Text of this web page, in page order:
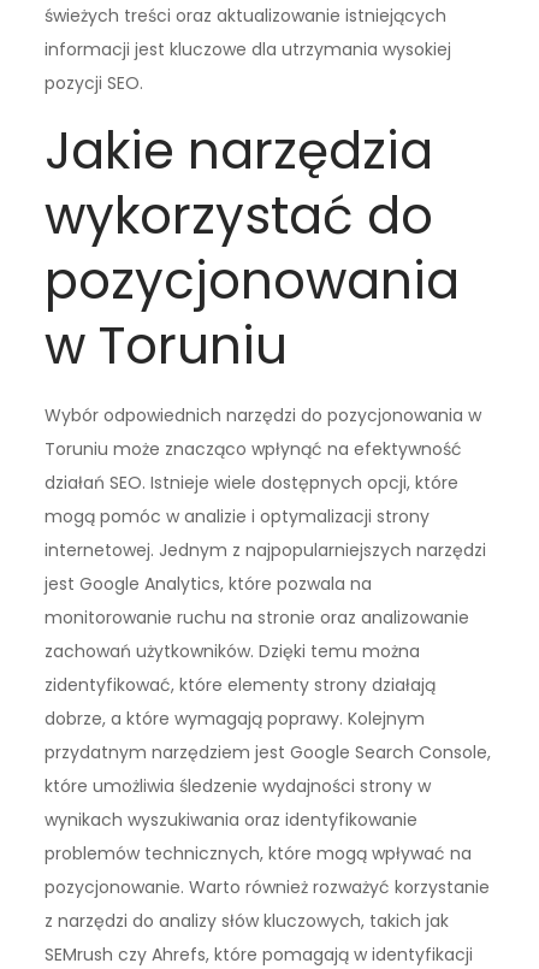
świeżych treści oraz aktualizowanie istniejących
informacji jest kluczowe dla utrzymania wysokiej
pozycji SEO.
Jakie narzędzia
wykorzystać do
pozycjonowania
w Toruniu
Wybór odpowiednich narzędzi do pozycjonowania w
Toruniu może znacząco wpłynąć na efektywność
działań SEO. Istnieje wiele dostępnych opcji, które
mogą pomóc w analizie i optymalizacji strony
internetowej. Jednym z najpopularniejszych narzędzi
jest Google Analytics, które pozwala na
monitorowanie ruchu na stronie oraz analizowanie
zachowań użytkowników. Dzięki temu można
zidentyfikować, które elementy strony działają
dobrze, a które wymagają poprawy. Kolejnym
przydatnym narzędziem jest Google Search Console,
które umożliwia śledzenie wydajności strony w
wynikach wyszukiwania oraz identyfikowanie
problemów technicznych, które mogą wpływać na
pozycjonowanie. Warto również rozważyć korzystanie
z narzędzi do analizy słów kluczowych, takich jak
SEMrush czy Ahrefs, które pomagają w identyfikacji